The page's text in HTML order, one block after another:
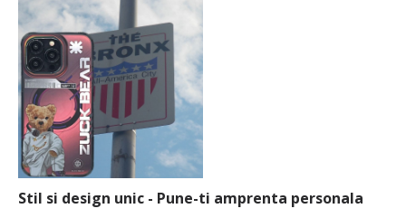
Stil si design unic - Pune-ti amprenta personala